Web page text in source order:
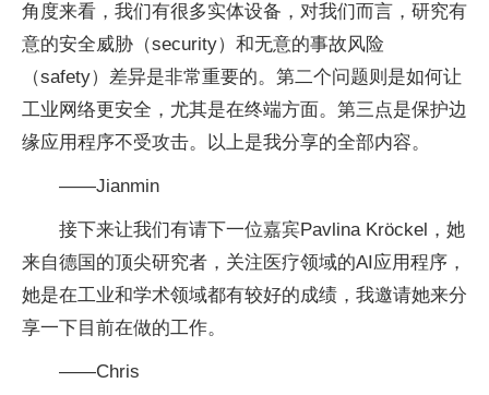
角度来看，我们有很多实体设备，对我们而言，研究有
意的安全威胁（security）和无意的事故风险
（safety）差异是非常重要的。第二个问题则是如何让
工业网络更安全，尤其是在终端方面。第三点是保护边
缘应用程序不受攻击。以上是我分享的全部内容。
——Jianmin
接下来让我们有请下一位嘉宾Pavlina Kröckel，她
来自德国的顶尖研究者，关注医疗领域的AI应用程序，
她是在工业和学术领域都有较好的成绩，我邀请她来分
享一下目前在做的工作。
——Chris